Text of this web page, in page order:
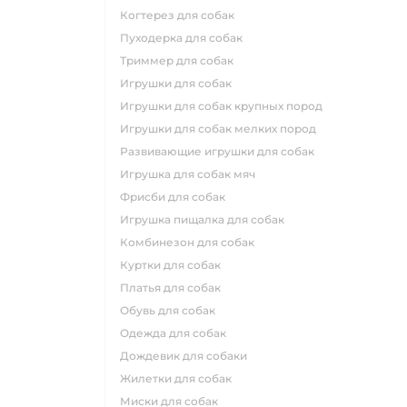
когтерез для собак
пуходерка для собак
триммер для собак
игрушки для собак
игрушки для собак крупных пород
игрушки для собак мелких пород
развивающие игрушки для собак
игрушка для собак мяч
фрисби для собак
игрушка пищалка для собак
комбинезон для собак
куртки для собак
платья для собак
обувь для собак
одежда для собак
дождевик для собаки
жилетки для собак
миски для собак